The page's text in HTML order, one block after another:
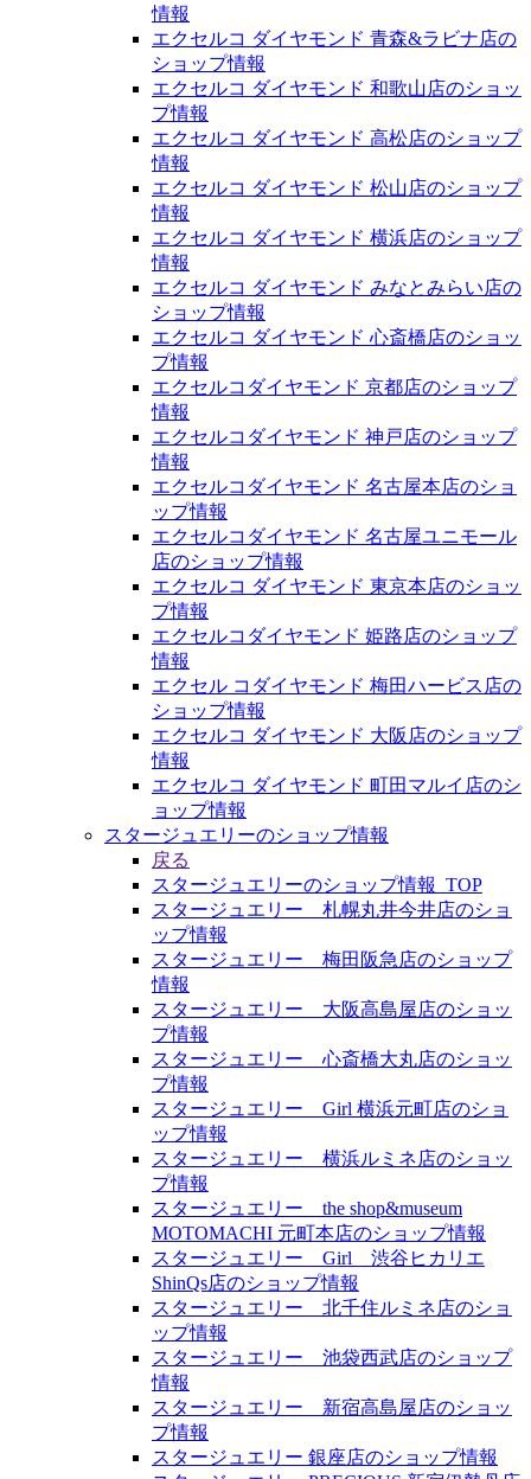
情報
エクセルコ ダイヤモンド 青森&ラビナ店の
ショップ情報
エクセルコ ダイヤモンド 和歌山店のショッ
プ情報
エクセルコ ダイヤモンド 高松店のショップ
情報
エクセルコ ダイヤモンド 松山店のショップ
情報
エクセルコ ダイヤモンド 横浜店のショップ
情報
エクセルコ ダイヤモンド みなとみらい店の
ショップ情報
エクセルコ ダイヤモンド 心斎橋店のショッ
プ情報
エクセルコダイヤモンド 京都店のショップ
情報
エクセルコダイヤモンド 神戸店のショップ
情報
エクセルコダイヤモンド 名古屋本店のショ
ップ情報
エクセルコダイヤモンド 名古屋ユニモール
店のショップ情報
エクセルコ ダイヤモンド 東京本店のショッ
プ情報
エクセルコダイヤモンド 姫路店のショップ
情報
エクセル コダイヤモンド 梅田ハービス店の
ショップ情報
エクセルコ ダイヤモンド 大阪店のショップ
情報
エクセルコ ダイヤモンド 町田マルイ店のシ
ョップ情報
スタージュエリーのショップ情報
戻る
スタージュエリーのショップ情報_TOP
スタージュエリー 札幌丸井今井店のショ
ップ情報
スタージュエリー 梅田阪急店のショップ
情報
スタージュエリー 大阪高島屋店のショッ
プ情報
スタージュエリー 心斎橋大丸店のショッ
プ情報
スタージュエリー Girl 横浜元町店のショ
ップ情報
スタージュエリー 横浜ルミネ店のショッ
プ情報
スタージュエリー the shop&museum
MOTOMACHI 元町本店のショップ情報
スタージュエリー Girl 渋谷ヒカリエ
ShinQs店のショップ情報
スタージュエリー 北千住ルミネ店のショ
ップ情報
スタージュエリー 池袋西武店のショップ
情報
スタージュエリー 新宿高島屋店のショッ
プ情報
スタージュエリー 銀座店のショップ情報